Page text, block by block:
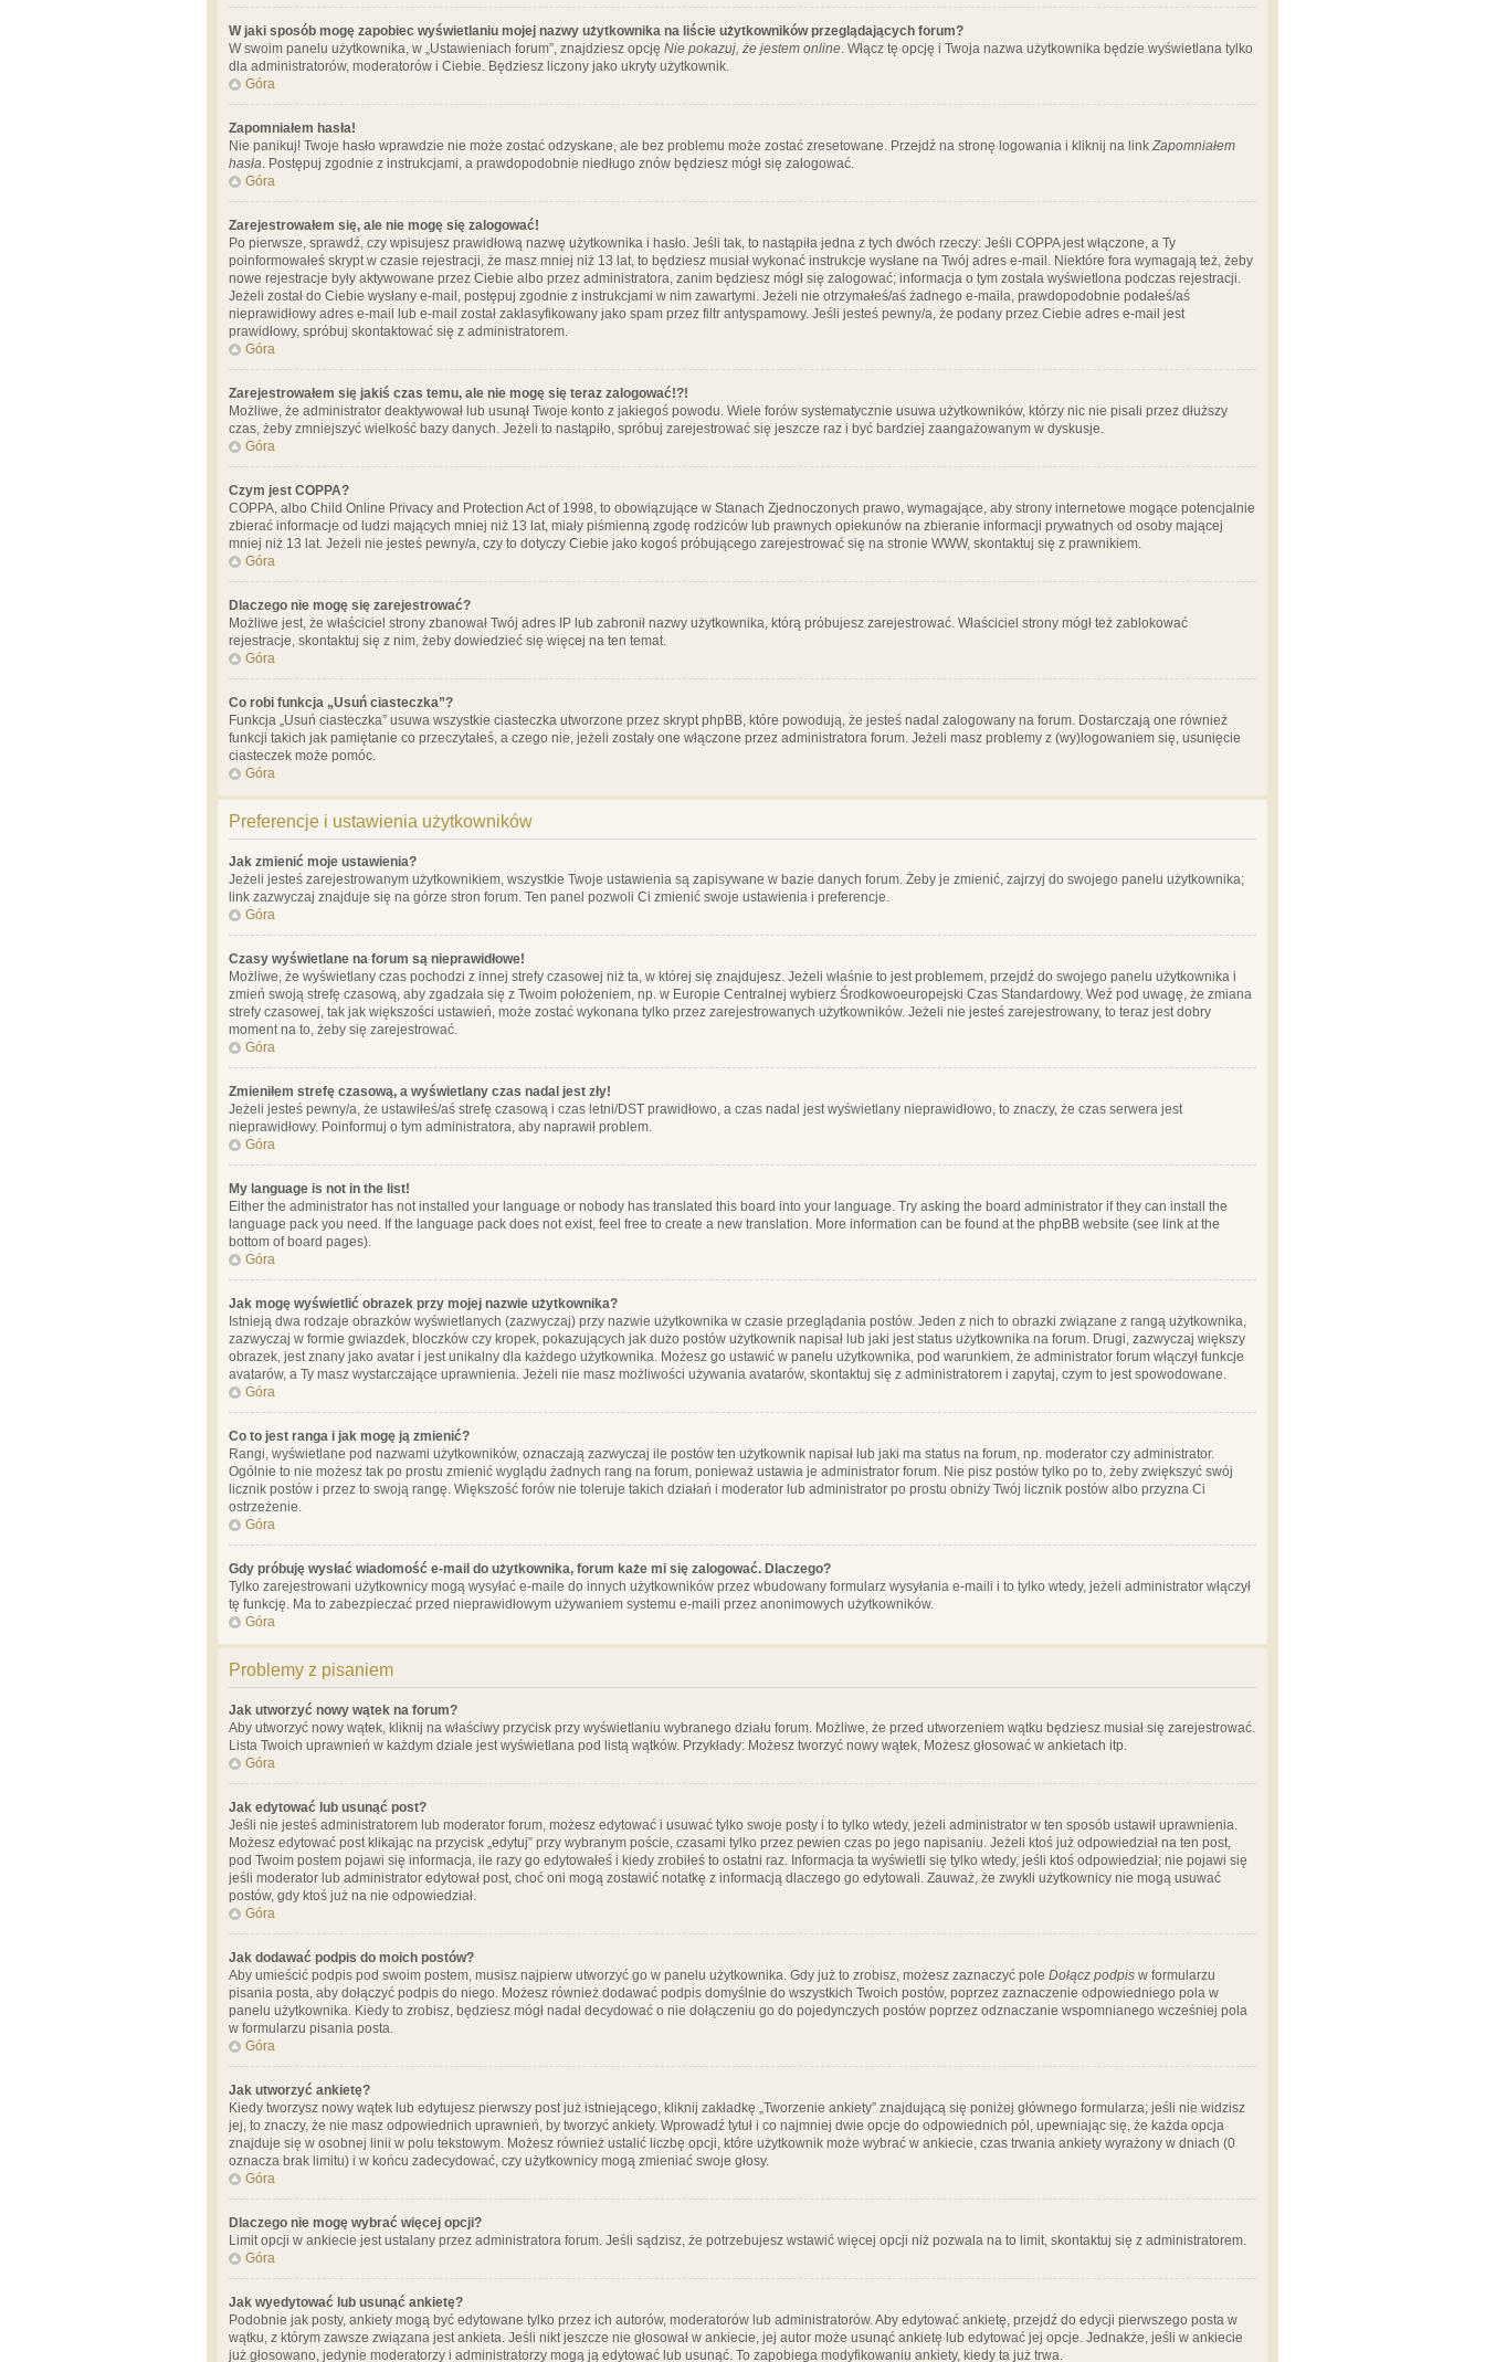
W jaki sposób mogę zapobiec wyświetlaniu mojej nazwy użytkownika na liście użytkowników przeglądających forum?
W swoim panelu użytkownika, w „Ustawieniach forum”, znajdziesz opcję Nie pokazuj, że jestem online. Włącz tę opcję i Twoja nazwa użytkownika będzie wyświetlana tylko
dla administratorów, moderatorów i Ciebie. Będziesz liczony jako ukryty użytkownik.
Góra
Zapomniałem hasła!
Nie panikuj! Twoje hasło wprawdzie nie może zostać odzyskane, ale bez problemu może zostać zresetowane. Przejdź na stronę logowania i kliknij na link Zapomniałem
hasła. Postępuj zgodnie z instrukcjami, a prawdopodobnie niedługo znów będziesz mógł się zalogować.
Góra
Zarejestrowałem się, ale nie mogę się zalogować!
Po pierwsze, sprawdź, czy wpisujesz prawidłową nazwę użytkownika i hasło. Jeśli tak, to nastąpiła jedna z tych dwóch rzeczy: Jeśli COPPA jest włączone, a Ty
poinformowałeś skrypt w czasie rejestracji, że masz mniej niż 13 lat, to będziesz musiał wykonać instrukcje wysłane na Twój adres e-mail. Niektóre fora wymagają też, żeby
nowe rejestracje były aktywowane przez Ciebie albo przez administratora, zanim będziesz mógł się zalogować; informacja o tym została wyświetlona podczas rejestracji.
Jeżeli został do Ciebie wysłany e-mail, postępuj zgodnie z instrukcjami w nim zawartymi. Jeżeli nie otrzymałeś/aś żadnego e-maila, prawdopodobnie podałeś/aś
nieprawidłowy adres e-mail lub e-mail został zaklasyfikowany jako spam przez filtr antyspamowy. Jeśli jesteś pewny/a, że podany przez Ciebie adres e-mail jest
prawidłowy, spróbuj skontaktować się z administratorem.
Góra
Zarejestrowałem się jakiś czas temu, ale nie mogę się teraz zalogować!?!
Możliwe, że administrator deaktywował lub usunął Twoje konto z jakiegoś powodu. Wiele forów systematycznie usuwa użytkowników, którzy nic nie pisali przez dłuższy
czas, żeby zmniejszyć wielkość bazy danych. Jeżeli to nastąpiło, spróbuj zarejestrować się jeszcze raz i być bardziej zaangażowanym w dyskusje.
Góra
Czym jest COPPA?
COPPA, albo Child Online Privacy and Protection Act of 1998, to obowiązujące w Stanach Zjednoczonych prawo, wymagające, aby strony internetowe mogące potencjalnie
zbierać informacje od ludzi mających mniej niż 13 lat, miały piśmienną zgodę rodziców lub prawnych opiekunów na zbieranie informacji prywatnych od osoby mającej
mniej niż 13 lat. Jeżeli nie jesteś pewny/a, czy to dotyczy Ciebie jako kogoś próbującego zarejestrować się na stronie WWW, skontaktuj się z prawnikiem.
Góra
Dlaczego nie mogę się zarejestrować?
Możliwe jest, że właściciel strony zbanował Twój adres IP lub zabronił nazwy użytkownika, którą próbujesz zarejestrować. Właściciel strony mógł też zablokować
rejestracje, skontaktuj się z nim, żeby dowiedzieć się więcej na ten temat.
Góra
Co robi funkcja „Usuń ciasteczka”?
Funkcja „Usuń ciasteczka” usuwa wszystkie ciasteczka utworzone przez skrypt phpBB, które powodują, że jesteś nadal zalogowany na forum. Dostarczają one również
funkcji takich jak pamiętanie co przeczytałeś, a czego nie, jeżeli zostały one włączone przez administratora forum. Jeżeli masz problemy z (wy)logowaniem się, usunięcie
ciasteczek może pomóc.
Góra
Preferencje i ustawienia użytkowników
Jak zmienić moje ustawienia?
Jeżeli jesteś zarejestrowanym użytkownikiem, wszystkie Twoje ustawienia są zapisywane w bazie danych forum. Żeby je zmienić, zajrzyj do swojego panelu użytkownika;
link zazwyczaj znajduje się na górze stron forum. Ten panel pozwoli Ci zmienić swoje ustawienia i preferencje.
Góra
Czasy wyświetlane na forum są nieprawidłowe!
Możliwe, że wyświetlany czas pochodzi z innej strefy czasowej niż ta, w której się znajdujesz. Jeżeli właśnie to jest problemem, przejdź do swojego panelu użytkownika i
zmień swoją strefę czasową, aby zgadzała się z Twoim położeniem, np. w Europie Centralnej wybierz Środkowoeuropejski Czas Standardowy. Weź pod uwagę, że zmiana
strefy czasowej, tak jak większości ustawień, może zostać wykonana tylko przez zarejestrowanych użytkowników. Jeżeli nie jesteś zarejestrowany, to teraz jest dobry
moment na to, żeby się zarejestrować.
Góra
Zmieniłem strefę czasową, a wyświetlany czas nadal jest zły!
Jeżeli jesteś pewny/a, że ustawiłeś/aś strefę czasową i czas letni/DST prawidłowo, a czas nadal jest wyświetlany nieprawidłowo, to znaczy, że czas serwera jest
nieprawidłowy. Poinformuj o tym administratora, aby naprawił problem.
Góra
My language is not in the list!
Either the administrator has not installed your language or nobody has translated this board into your language. Try asking the board administrator if they can install the
language pack you need. If the language pack does not exist, feel free to create a new translation. More information can be found at the phpBB website (see link at the
bottom of board pages).
Góra
Jak mogę wyświetlić obrazek przy mojej nazwie użytkownika?
Istnieją dwa rodzaje obrazków wyświetlanych (zazwyczaj) przy nazwie użytkownika w czasie przeglądania postów. Jeden z nich to obrazki związane z rangą użytkownika,
zazwyczaj w formie gwiazdek, bloczków czy kropek, pokazujących jak dużo postów użytkownik napisał lub jaki jest status użytkownika na forum. Drugi, zazwyczaj większy
obrazek, jest znany jako avatar i jest unikalny dla każdego użytkownika. Możesz go ustawić w panelu użytkownika, pod warunkiem, że administrator forum włączył funkcje
avatarów, a Ty masz wystarczające uprawnienia. Jeżeli nie masz możliwości używania avatarów, skontaktuj się z administratorem i zapytaj, czym to jest spowodowane.
Góra
Co to jest ranga i jak mogę ją zmienić?
Rangi, wyświetlane pod nazwami użytkowników, oznaczają zazwyczaj ile postów ten użytkownik napisał lub jaki ma status na forum, np. moderator czy administrator.
Ogólnie to nie możesz tak po prostu zmienić wyglądu żadnych rang na forum, ponieważ ustawia je administrator forum. Nie pisz postów tylko po to, żeby zwiększyć swój
licznik postów i przez to swoją rangę. Większość forów nie toleruje takich działań i moderator lub administrator po prostu obniży Twój licznik postów albo przyzna Ci
ostrzeżenie.
Góra
Gdy próbuję wysłać wiadomość e-mail do użytkownika, forum każe mi się zalogować. Dlaczego?
Tylko zarejestrowani użytkownicy mogą wysyłać e-maile do innych użytkowników przez wbudowany formularz wysyłania e-maili i to tylko wtedy, jeżeli administrator włączył
tę funkcję. Ma to zabezpieczać przed nieprawidłowym używaniem systemu e-maili przez anonimowych użytkowników.
Góra
Problemy z pisaniem
Jak utworzyć nowy wątek na forum?
Aby utworzyć nowy wątek, kliknij na właściwy przycisk przy wyświetlaniu wybranego działu forum. Możliwe, że przed utworzeniem wątku będziesz musiał się zarejestrować.
Lista Twoich uprawnień w każdym dziale jest wyświetlana pod listą wątków. Przykłady: Możesz tworzyć nowy wątek, Możesz głosować w ankietach itp.
Góra
Jak edytować lub usunąć post?
Jeśli nie jesteś administratorem lub moderator forum, możesz edytować i usuwać tylko swoje posty i to tylko wtedy, jeżeli administrator w ten sposób ustawił uprawnienia.
Możesz edytować post klikając na przycisk „edytuj” przy wybranym poście, czasami tylko przez pewien czas po jego napisaniu. Jeżeli ktoś już odpowiedział na ten post,
pod Twoim postem pojawi się informacja, ile razy go edytowałeś i kiedy zrobiłeś to ostatni raz. Informacja ta wyświetli się tylko wtedy, jeśli ktoś odpowiedział; nie pojawi się
jeśli moderator lub administrator edytował post, choć oni mogą zostawić notatkę z informacją dlaczego go edytowali. Zauważ, że zwykli użytkownicy nie mogą usuwać
postów, gdy ktoś już na nie odpowiedział.
Góra
Jak dodawać podpis do moich postów?
Aby umieścić podpis pod swoim postem, musisz najpierw utworzyć go w panelu użytkownika. Gdy już to zrobisz, możesz zaznaczyć pole Dołącz podpis w formularzu
pisania posta, aby dołączyć podpis do niego. Możesz również dodawać podpis domyślnie do wszystkich Twoich postów, poprzez zaznaczenie odpowiedniego pola w
panelu użytkownika. Kiedy to zrobisz, będziesz mógł nadal decydować o nie dołączeniu go do pojedynczych postów poprzez odznaczanie wspomnianego wcześniej pola
w formularzu pisania posta.
Góra
Jak utworzyć ankietę?
Kiedy tworzysz nowy wątek lub edytujesz pierwszy post już istniejącego, kliknij zakładkę „Tworzenie ankiety” znajdującą się poniżej głównego formularza; jeśli nie widzisz
jej, to znaczy, że nie masz odpowiednich uprawnień, by tworzyć ankiety. Wprowadź tytuł i co najmniej dwie opcje do odpowiednich pól, upewniając się, że każda opcja
znajduje się w osobnej linii w polu tekstowym. Możesz również ustalić liczbę opcji, które użytkownik może wybrać w ankiecie, czas trwania ankiety wyrażony w dniach (0
oznacza brak limitu) i w końcu zadecydować, czy użytkownicy mogą zmieniać swoje głosy.
Góra
Dlaczego nie mogę wybrać więcej opcji?
Limit opcji w ankiecie jest ustalany przez administratora forum. Jeśli sądzisz, że potrzebujesz wstawić więcej opcji niż pozwala na to limit, skontaktuj się z administratorem.
Góra
Jak wyedytować lub usunąć ankietę?
Podobnie jak posty, ankiety mogą być edytowane tylko przez ich autorów, moderatorów lub administratorów. Aby edytować ankietę, przejdź do edycji pierwszego posta w
wątku, z którym zawsze związana jest ankieta. Jeśli nikt jeszcze nie głosował w ankiecie, jej autor może usunąć ankietę lub edytować jej opcje. Jednakże, jeśli w ankiecie
już głosowano, jedynie moderatorzy i administratorzy mogą ją edytować lub usunąć. To zapobiega modyfikowaniu ankiety, kiedy ta już trwa.